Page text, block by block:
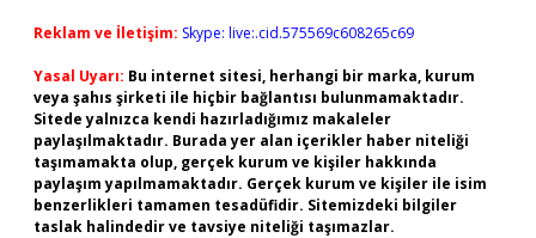
Reklam ve İletişim: Skype: live:.cid.575569c608265c69
Yasal Uyarı: Bu internet sitesi, herhangi bir marka, kurum
veya şahıs şirketi ile hiçbir bağlantısı bulunmamaktadır.
Sitede yalnızca kendi hazırladığımız makaleler
paylaşılmaktadır. Burada yer alan içerikler haber niteliği
taşımamakta olup, gerçek kurum ve kişiler hakkında
paylaşım yapılmamaktadır. Gerçek kurum ve kişiler ile isim
benzerlikleri tamamen tesadüfidir. Sitemizdeki bilgiler
taslak halindedir ve tavsiye niteliği taşımazlar.